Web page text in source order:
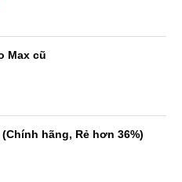
Max cũ
hãng, Rẻ hơn 36%)